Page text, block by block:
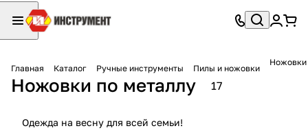
Главная Каталог Ручные инструменты Пилы и ножовки
Ножовки
Ножовки по металлу 17
Одежда на весну для всей семьи!